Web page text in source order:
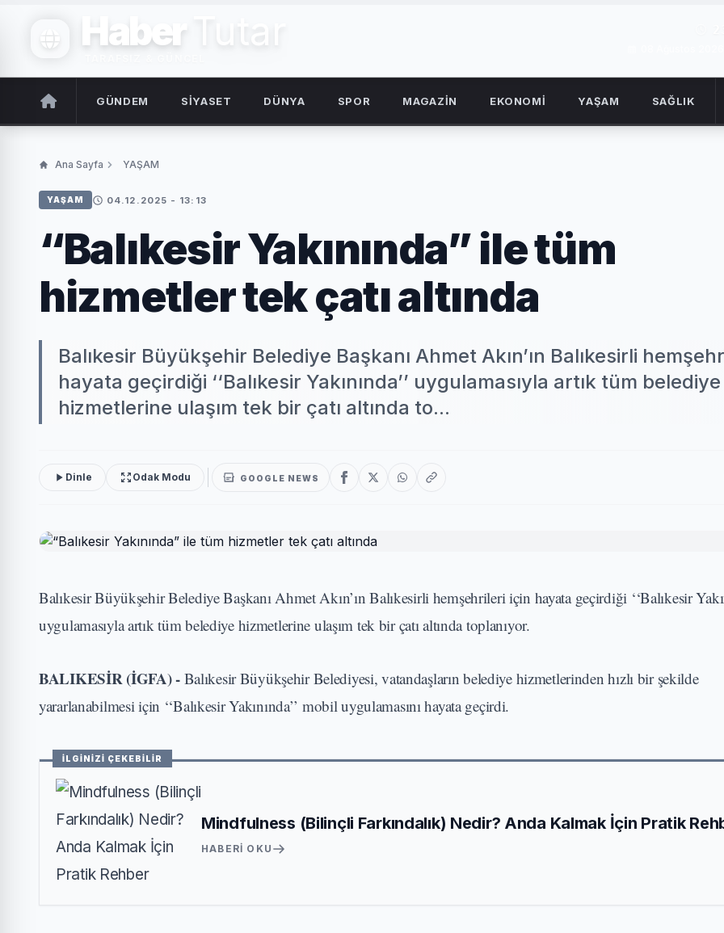
Haber Tutar
GÜNDEM SİYASET DÜNYA SPOR MAGAZİN EKONOMİ YAŞAM SAĞLIK
Ana Sayfa YAŞAM
YAŞAM 04.12.2025 - 13:13
“Balıkesir Yakınında” ile tüm
hizmetler tek çatı altında
Balıkesir Büyükşehir Belediye Başkanı Ahmet Akın’ın Balıkesirli
hayata geçirdiği ‘‘Balıkesir Yakınında’’ uygulamasıyla artık tüm belediye
hizmetlerine ulaşım tek bir çatı altında to...
Dinle Odak Modu GOOGLE NEWS
Balıkesir Büyükşehir Belediye Başkanı Ahmet Akın’ın Balıkesirli hemşehrileri için hayata geçirdiği ‘‘Balıkesir
uygulamasıyla artık tüm belediye hizmetlerine ulaşım tek bir çatı altında toplanıyor.
BALIKESİR (İGFA) - Balıkesir Büyükşehir Belediyesi, vatandaşların belediye hizmetlerinden hızlı bir şekilde
yararlanabilmesi için ‘‘Balıkesir Yakınında’’ mobil uygulamasını hayata geçirdi.
İLGİNİZİ ÇEKEBİLİR
Mindfulness (Bilinçli Farkındalık) Nedir? Anda Kalmak İçin Pratik
HABERI OKU